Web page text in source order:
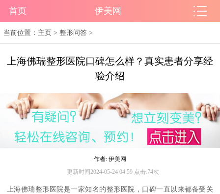
首页 伊美网
当前位置： 主页 >整形问答 >
上海佛瑞整形医院口碑怎么样？真实患者分享经
验介绍
作者: 伊美网
更新时间2024-05-24 04:59 点击:74次
上海佛瑞整形医院是一家知名的整形医院，口碑一直以来都备受关